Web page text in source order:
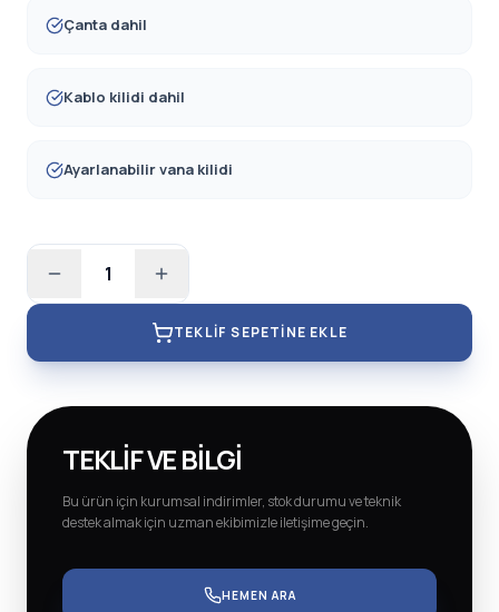
Çanta dahil
Kablo kilidi dahil
Ayarlanabilir vana kilidi
1
TEKLIF SEPETINE EKLE
TEKLIF VE BILGI
Bu ürün için kurumsal indirimler, stok durumu ve teknik
destek almak için uzman ekibimizle iletişime geçin.
HEMEN ARA